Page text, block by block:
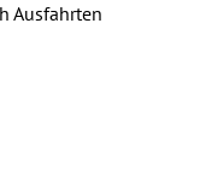
Ausfahrten